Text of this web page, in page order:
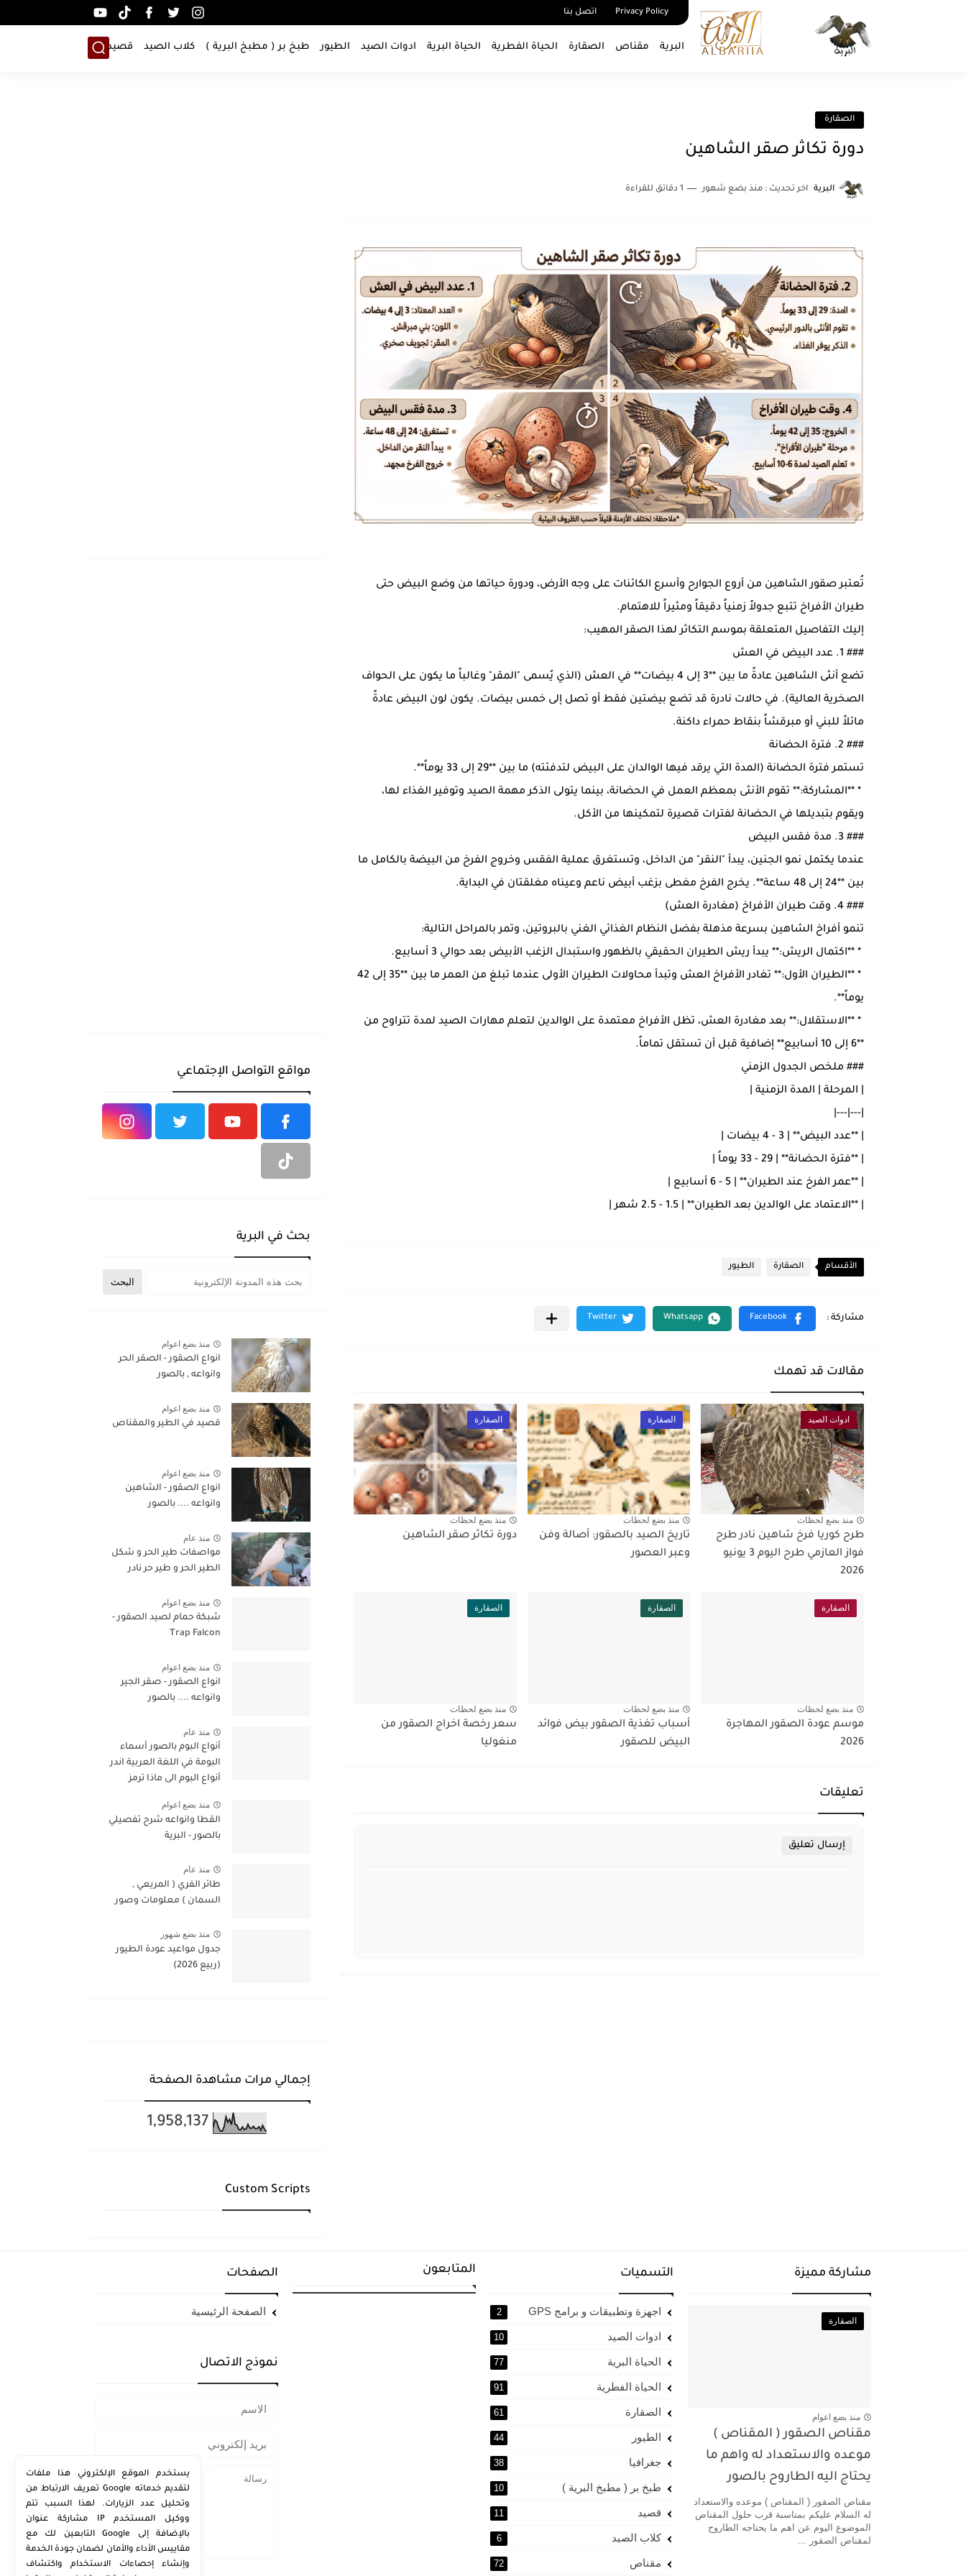
Privacy Policy اتصل بنا
البرية مقناص الصقارة الحياة الفطرية الحياة البرية ادوات الصيد الطيور طبخ بر ( مطبخ البرية ) كلاب الصيد قصيد
الصقارة
دورة تكاثر صقر الشاهين
البرية اخر تحديث : منذ بضع شهور 1 دقائق للقراءة
تُعتبر صقور الشاهين من أروع الجوارح وأسرع الكائنات على وجه الأرض، ودورة حياتها من وضع البيض حتى
طيران الأفراخ تتبع جدولاً زمنياً دقيقاً ومثيراً للاهتمام.
إليك التفاصيل المتعلقة بموسم التكاثر لهذا الصقر المهيب:
### 1. عدد البيض في العش
تضع أنثى الشاهين عادةً ما بين **3 إلى 4 بيضات** في العش (الذي يُسمى "المقر" وغالباً ما يكون على الحواف
الصخرية العالية). في حالات نادرة قد تضع بيضتين فقط أو تصل إلى خمس بيضات. يكون لون البيض عادةً
مائلاً للبني أو مبرقشاً بنقاط حمراء داكنة.
### 2. فترة الحضانة
تستمر فترة الحضانة (المدة التي يرقد فيها الوالدان على البيض لتدفئته) ما بين **29 إلى 33 يوماً**.
* **المشاركة:** تقوم الأنثى بمعظم العمل في الحضانة، بينما يتولى الذكر مهمة الصيد وتوفير الغذاء لها،
ويقوم بتبديلها في الحضانة لفترات قصيرة لتمكينها من الأكل.
### 3. مدة فقس البيض
عندما يكتمل نمو الجنين، يبدأ "النقر" من الداخل، وتستغرق عملية الفقس وخروج الفرخ من البيضة بالكامل ما
بين **24 إلى 48 ساعة**. يخرج الفرخ مغطى بزغب أبيض ناعم وعيناه مغلقتان في البداية.
### 4. وقت طيران الأفراخ (مغادرة العش)
تنمو أفراخ الشاهين بسرعة مذهلة بفضل النظام الغذائي الغني بالبروتين، وتمر بالمراحل التالية:
* **اكتمال الريش:** يبدأ ريش الطيران الحقيقي بالظهور واستبدال الزغب الأبيض بعد حوالي 3 أسابيع.
* **الطيران الأول:** تغادر الأفراخ العش وتبدأ محاولات الطيران الأولى عندما تبلغ من العمر ما بين **35 إلى 42
يوماً**.
* **الاستقلال:** بعد مغادرة العش، تظل الأفراخ معتمدة على الوالدين لتعلم مهارات الصيد لمدة تتراوح من
**6 إلى 10 أسابيع** إضافية قبل أن تستقل تماماً.
### ملخص الجدول الزمني
| المرحلة | المدة الزمنية |
|---|---|
| **عدد البيض** | 3 - 4 بيضات |
| **فترة الحضانة** | 29 - 33 يوماً |
| **عمر الفرخ عند الطيران** | 5 - 6 أسابيع |
| **الاعتماد على الوالدين بعد الطيران** | 1.5 - 2.5 شهر |
الأقسام الصقارة الطيور
مقالات قد تهمك
ادوات الصيد
منذ بضع لحظات
طرح كوريا فرخ شاهين نادر طرح
فواز العازمي طرح اليوم 3 يونيو
2026
الصقارة
منذ بضع لحظات
تاريخ الصيد بالصقور: أصالة وفن
وعبر العصور
الصقارة
منذ بضع لحظات
دورة تكاثر صقر الشاهين
الصقارة
منذ بضع لحظات
موسم عودة الصقور المهاجرة
2026
الصقارة
منذ بضع لحظات
أسباب تغذية الصقور بيض فوائد
البيض للصقور
الصقارة
منذ بضع لحظات
سعر رخصة اخراج الصقور من
منغوليا
تعليقات
إرسال تعليق
مواقع التواصل الإجتماعي
بحث في البرية
منذ بضع اعوام
انواع الصقور - الصقر الحر
وانواعه , بالصور
منذ بضع اعوام
قصيد في الطير والمقناص
منذ بضع اعوام
انواع الصقور - الشاهين
وانواعه .... بالصور
منذ عام
مواصفات طير الحر و شكل
الطير الحر و طير حر نادر
منذ بضع اعوام
شبكة حمام لصيد الصقور -
Trap Falcon
منذ بضع اعوام
انواع الصقور - صقر الجير
وانواعه .... بالصور
منذ عام
أنواع البوم بالصور أسماء
البومة في اللغة العربية اندر
أنواع البوم الى ماذا ترمز
منذ بضع اعوام
القطا وانواعه شرح تفصيلي
بالصور - البرية
منذ عام
طائر الفري ( المريعي ,
السمان ) معلومات وصور
منذ بضع شهور
جدول مواعيد عودة الطيور
(ربيع 2026)
إجمالي مرات مشاهدة الصفحة
1,958,137
Custom Scripts
مشاركة مميزة
الصقارة
منذ بضع اعوام
مقناص الصقور ( المقناص )
موعده والاستعداد له واهم ما
يحتاج اليه الطاروح بالصور
مقناص الصقور ( المقناص ) موعده والاستعداد
له السلام عليكم بمناسبة قرب حلول المقناص
الموضوع اليوم عن اهم ما يحتاجه الطاروح
لمقناص الصقور ...
التسميات
اجهزة وتطبيقات و برامج GPS 2
ادوات الصيد 10
الحياة البرية 77
الحياة الفطرية 91
الصقارة 61
الطيور 44
جغرافيا 38
طبخ بر ( مطبخ البرية ) 10
قصيد 11
كلاب الصيد 6
مقناص 72
المتابعون الصفحات
الصفحة الرئيسية
نموذج الاتصال
يستخدم الموقع الإلكتروني هذا ملفات
تعريف الارتباط من Google لتقديم خدماته
وتحليل عدد الزيارات. لهذا السبب تتم
مشاركة عنوان IP ووكيل المستخدم
التابعين لك مع Google بالإضافة إلى
مقاييس الأداء والأمان لضمان جودة الخدمة
وإنشاء إحصاءات الاستخدام واكتشاف